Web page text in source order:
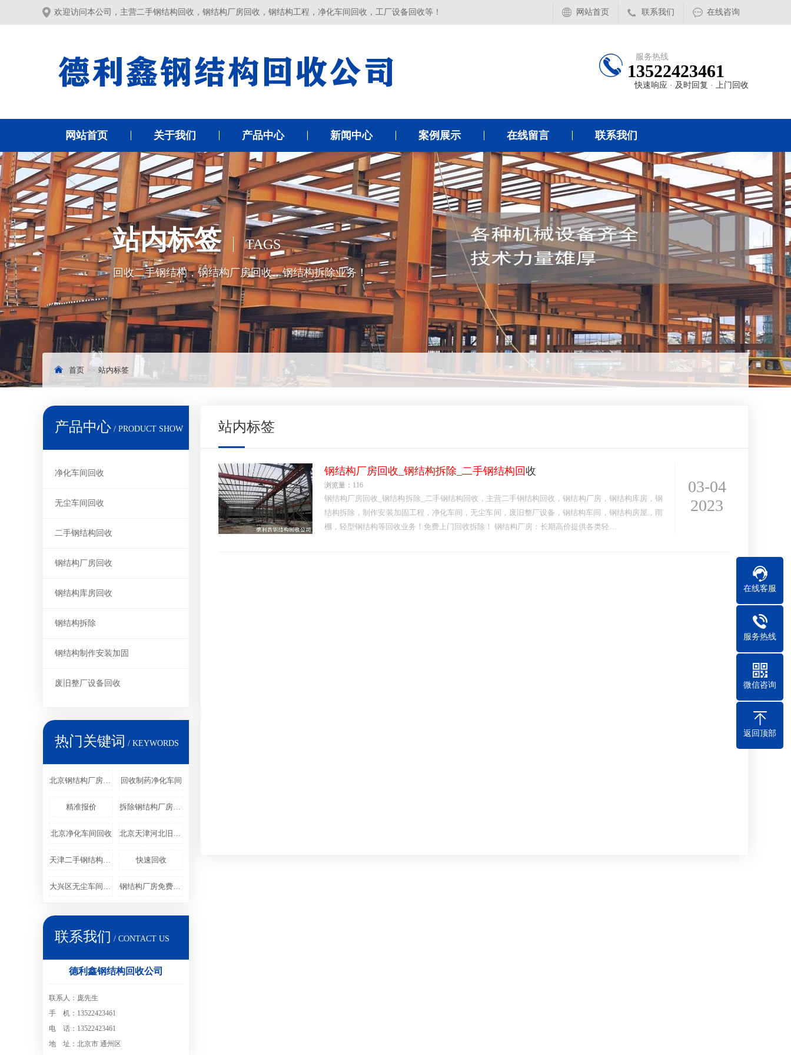
欢迎访问本公司，主营二手钢结构回收，钢结构厂房回收，钢结构工程，净化车间回收，工厂设备回收等！ 网站首页 联系我们 在线咨询
服务热线
13522423461
快速响应 · 及时回复 · 上门回收
网站首页 关于我们 产品中心 新闻中心 案例展示 在线留言 联系我们
站内标签 TAGS
回收二手钢结构，钢结构厂房回收，钢结构拆除业务！
首页 站内标签
产品中心 / PRODUCT SHOW
净化车间回收
无尘车间回收
二手钢结构回收
钢结构厂房回收
钢结构库房回收
钢结构拆除
钢结构制作安装加固
废旧整厂设备回收
热门关键词 / KEYWORDS
北京钢结构厂房回收 回收制药净化车间
精准报价 拆除钢结构厂房公司
北京净化车间回收 北京天津河北旧设备回收
天津二手钢结构回收 快速回收
大兴区无尘车间回收 钢结构厂房免费拆除
联系我们 / CONTACT US
德利鑫钢结构回收公司
联系人：庞先生
手 机：13522423461
电 话：13522423461
地 址：北京市 通州区
站内标签
钢结构厂房回收_钢结构拆除_二手钢结构回收
浏览量：116
钢结构厂房回收_钢结构拆除_二手钢结构回收，主营二手钢结构回收，钢结构厂房，钢结构库房，钢
结构拆除，制作安装加固工程，净化车间，无尘车间，废旧整厂设备，钢结构车间，钢结构房屋，雨
棚，轻型钢结构等回收业务！免费上门回收拆除！ 钢结构厂房：长期高价提供各类轻…
03-04
2023
在线客服
服务热线
微信咨询
返回顶部